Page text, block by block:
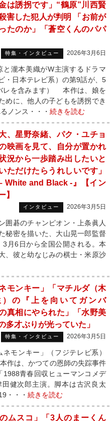
金は誘拐です」“鶴原”川西賢
害した犯人が判明 「お前が
たのか」「蒼空くんのパパ
特集・インタビュー 2026年3月6日
瀧本美織がW主演するドラマ
・日本テレビ系）の第9話が、5
レを含みます） 本作は、娘を
めに、他人の子どもを誘拐でき
ノンス・・・ 続きを読む
、星野奈緒、パク・ユチョ
映画を見て、自分が置かれ
況から一歩踏み出したいと
ただけたらうれしいです」
– White and Black -』【イン
】
インタビュー 2026年3月5日
碁のチャンピオン・上条眞人
秘密を描いた、大山晃一郎監督
月6日から全国公開される。本
、彼と幼なじみの棋士・米原沙
ネモンキー」「マチルダ（木
）の『上を向いてガンバ
真相にやられた」「水野美
多才ぶりが光っていた」
特集・インタビュー 2026年3月5日
モンキー」（フジテレビ系）
は、かつての恩師の失踪事件
青春回収ヒューマンコメデ
健次郎主演。脚本は古沢良太
・・・ 続きを読む
のムスコ」「3人のまーくん